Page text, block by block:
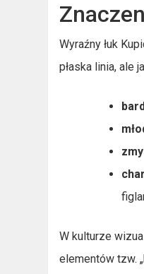
Wyraźny łuk
płaska linia, ale
W kulturze
elementów tzw.